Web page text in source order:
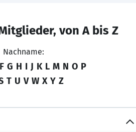
von A bis Z
Nachname:
F G H I J K L M N O P
T U V W X Y Z